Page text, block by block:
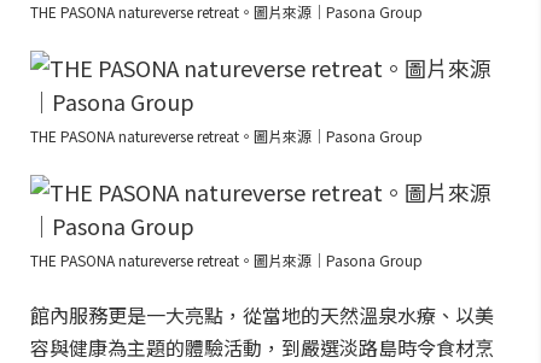
THE PASONA natureverse retreat。圖片來源｜Pasona Group
THE PASONA natureverse retreat。圖片來源｜Pasona Group
THE PASONA natureverse retreat。圖片來源｜Pasona Group
館內服務更是一大亮點，從當地的天然溫泉水療、以美
容與健康為主題的體驗活動，到嚴選淡路島時令食材烹